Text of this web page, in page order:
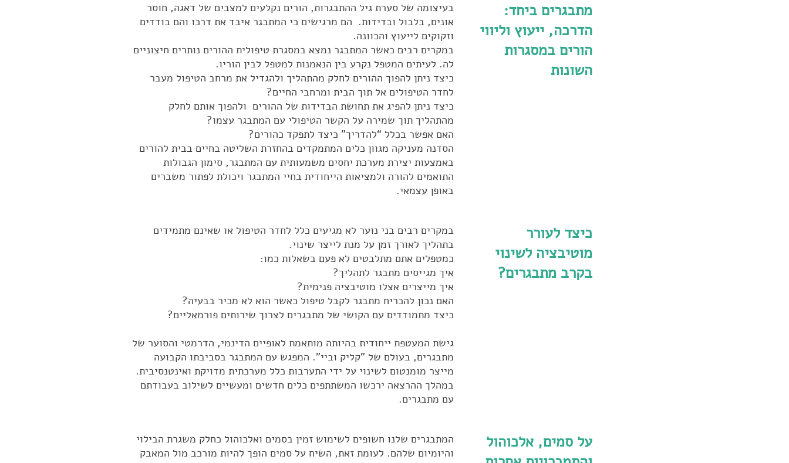
בעיצומה של סערת גיל ההתבגרות, הורים נקלעים למצבים של דאגה, חוסר
אונים, בלבול ובדידות. הם מרגישים כי המתבגר איבד את דרכו והם בודדים
וזקוקים לייעוץ והכוונה.
במקרים רבים כאשר המתבגר נמצא במסגרת טיפולית ההורים נותרים חיצוניים
לה. לעיתים המטפל נקרע בין הנאמנות למטפל לבין הוריו.
כיצד ניתן להפוך ההורים לחלק מהתהליך ולהגדיל את מרחב הטיפול מעבר
לחדר הטיפולים אל תוך הבית ומרחבי החיים?
כיצד ניתן להפיג את תחושת הבדידות של ההורים ולהפוך אותם לחלק
מהתהליך תוך שמירה על הקשר הטיפולי עם המתבגר עצמו?
האם אפשר בכלל “להדריך” כיצד לתפקד כהורים?
הסדנה מעניקה מגוון כלים המתמקדים בהחזרת השליטה בחיים בבית להורים
באמצעות יצירת מערכת יחסים משמעותית עם המתבגר, סימון הגבולות
התואמים להורה ולמציאות הייחודית בחיי המתבגר ויכולת לפתור משברים
באופן עצמאי.
מתבגרים ביחד:
הדרכה, ייעוץ וליווי
הורים במסגרות
השונות
במקרים רבים בני נוער לא מגיעים כלל לחדר הטיפול או שאינם מתמידים
בתהליך לאורך זמן על מנת לייצר שינוי.
כמטפלים אתם מתלבטים לא פעם בשאלות כמו:
איך מגייסים מתבגר לתהליך?
איך מייצרים אצלו מוטיבציה פנימית?
האם נכון להכריח מתבגר לקבל טיפול כאשר הוא לא מכיר בבעיה?
כיצד מתמודדים עם הקושי של מתבגרים לצרוך שירותים פורמאליים?
גישת המעטפת ייחודית בהיותה מותאמת לאופיים הדינמי, הדרמטי והסוער של
מתבגרים, בעולם של "קליק וביי". המפגש עם המתבגר בסביבתו הקבועה
מייצר מומנטום לשינוי על ידי התערבות כלל מערכתית מדויקת ואינטנסיבית.
במהלך ההרצאה ירכשו המשתתפים כלים חדשים ומעשיים לשילוב בעבודתם
עם מתבגרים.
כיצד לעורר
מוטיבציה לשינוי
בקרב מתבגרים?
המתבגרים שלנו חשופים לשימוש זמין בסמים ואלכוהול כחלק משגרת הבילוי
והיומיום שלהם. לעומת זאת, השיח על סמים הופך להיות מורכב מול המאבק
על סמים, אלכוהול